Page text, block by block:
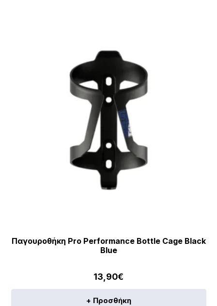
Παγουροθήκη Pro Performance Bottle Cage Black
Blue
13,90€
+ Προσθήκη